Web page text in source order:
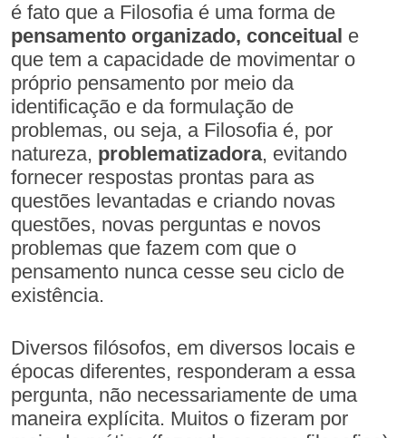
é fato que a Filosofia é uma forma de
pensamento organizado, conceitual e
que tem a capacidade de movimentar o
próprio pensamento por meio da
identificação e da formulação de
problemas, ou seja, a Filosofia é, por
natureza, problematizadora, evitando
fornecer respostas prontas para as
questões levantadas e criando novas
questões, novas perguntas e novos
problemas que fazem com que o
pensamento nunca cesse seu ciclo de
existência.
Diversos filósofos, em diversos locais e
épocas diferentes, responderam a essa
pergunta, não necessariamente de uma
maneira explícita. Muitos o fizeram por